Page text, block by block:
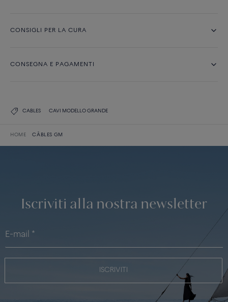
CONSIGLI PER LA CURA
CONSEGNA E PAGAMENTI
CABLES CAVI MODELLO GRANDE
HOME CÂBLES GM
Iscriviti alla nostra newsletter
ISCRIVITI